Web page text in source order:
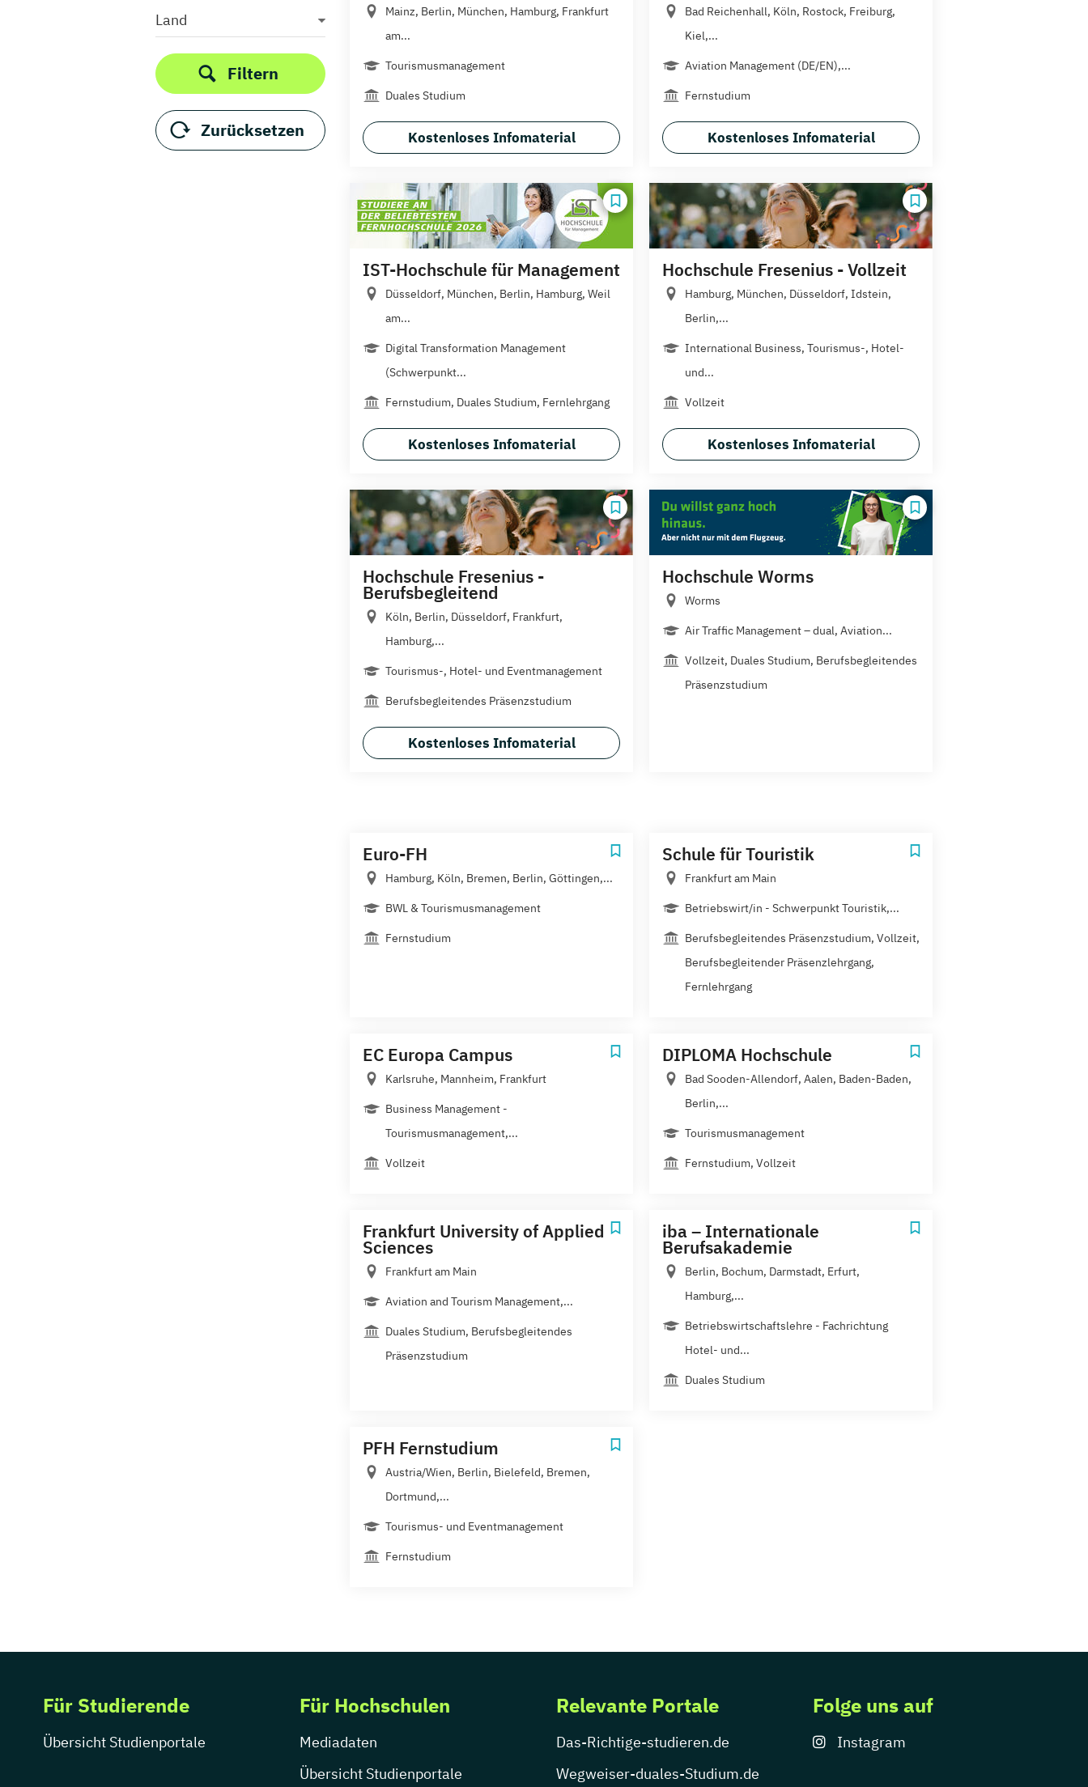
Land
Filtern
Zurücksetzen
Mainz, Berlin, München, Hamburg, Frankfurt
am...
Tourismusmanagement
Duales Studium
Kostenloses Infomaterial
Bad Reichenhall, Köln, Rostock, Freiburg,
Kiel,...
Aviation Management (DE/EN),...
Fernstudium
Kostenloses Infomaterial
IST-Hochschule für Management
Düsseldorf, München, Berlin, Hamburg, Weil
am...
Digital Transformation Management
(Schwerpunkt...
Fernstudium, Duales Studium, Fernlehrgang
Kostenloses Infomaterial
Hochschule Fresenius - Vollzeit
Hamburg, München, Düsseldorf, Idstein,
Berlin,...
International Business, Tourismus-, Hotel-
und...
Vollzeit
Kostenloses Infomaterial
Hochschule Fresenius -
Berufsbegleitend
Köln, Berlin, Düsseldorf, Frankfurt,
Hamburg,...
Tourismus-, Hotel- und Eventmanagement
Berufsbegleitendes Präsenzstudium
Kostenloses Infomaterial
Hochschule Worms
Worms
Air Traffic Management – dual, Aviation...
Vollzeit, Duales Studium, Berufsbegleitendes
Präsenzstudium
Euro-FH
Hamburg, Köln, Bremen, Berlin, Göttingen,...
BWL & Tourismusmanagement
Fernstudium
Schule für Touristik
Frankfurt am Main
Betriebswirt/in - Schwerpunkt Touristik,...
Berufsbegleitendes Präsenzstudium, Vollzeit,
Berufsbegleitender Präsenzlehrgang,
Fernlehrgang
EC Europa Campus
Karlsruhe, Mannheim, Frankfurt
Business Management -
Tourismusmanagement,...
Vollzeit
DIPLOMA Hochschule
Bad Sooden-Allendorf, Aalen, Baden-Baden,
Berlin,...
Tourismusmanagement
Fernstudium, Vollzeit
Frankfurt University of Applied
Sciences
Frankfurt am Main
Aviation and Tourism Management,...
Duales Studium, Berufsbegleitendes
Präsenzstudium
iba – Internationale
Berufsakademie
Berlin, Bochum, Darmstadt, Erfurt,
Hamburg,...
Betriebswirtschaftslehre - Fachrichtung
Hotel- und...
Duales Studium
PFH Fernstudium
Austria/Wien, Berlin, Bielefeld, Bremen,
Dortmund,...
Tourismus- und Eventmanagement
Fernstudium
Für Studierende
Übersicht Studienportale
Für Hochschulen
Mediadaten
Übersicht Studienportale
Relevante Portale
Das-Richtige-studieren.de
Wegweiser-duales-Studium.de
Folge uns auf
Instagram